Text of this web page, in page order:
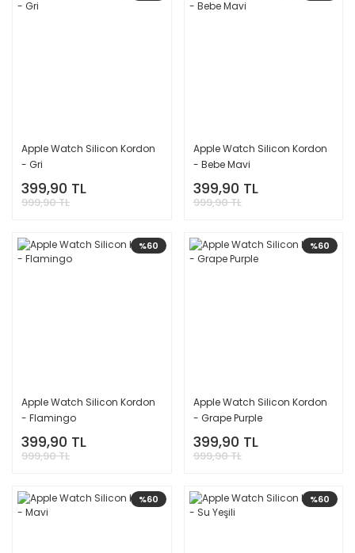
Apple Watch Silicon Kordon
- Gri
399,90 TL
999,90 TL
Apple Watch Silicon Kordon
- Bebe Mavi
399,90 TL
999,90 TL
%60
Apple Watch Silicon Kordon
- Flamingo
399,90 TL
999,90 TL
%60
Apple Watch Silicon Kordon
- Grape Purple
399,90 TL
999,90 TL
%60 %60